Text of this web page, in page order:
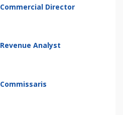
Commercial Director
Revenue Analyst
Commissaris